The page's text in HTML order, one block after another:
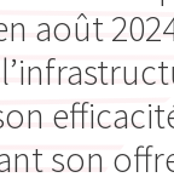
août
son